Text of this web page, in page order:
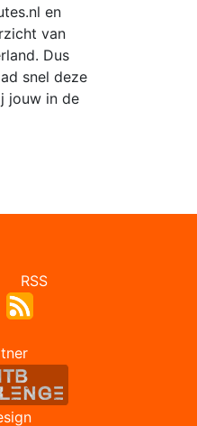
en
van
Dus
snel deze
jouw in de